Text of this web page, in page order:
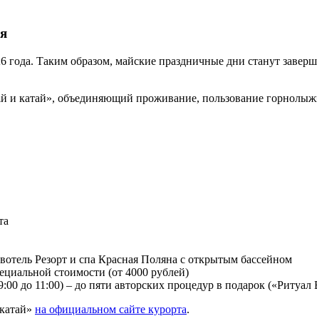
Таким образом, майские праздничные дни станут
и катай», объединяющий проживание, пользование
Резорт и спа Красная Поляна с открытым бассейном
стоимости (от 4000 рублей)
до 11:00) – до пяти авторских процедур в подарок
на официальном сайте курорта.